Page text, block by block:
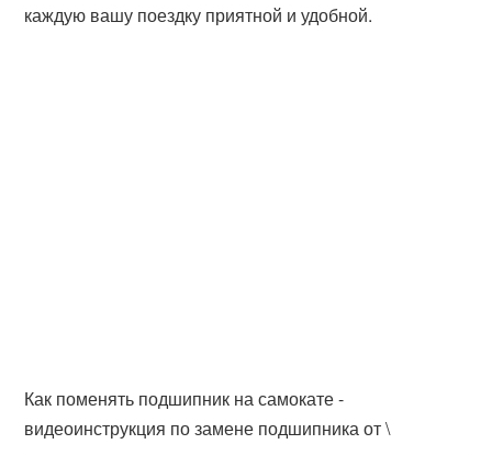
каждую вашу поездку приятной и удобной.
Как поменять подшипник на самокате -
видеоинструкция по замене подшипника от \